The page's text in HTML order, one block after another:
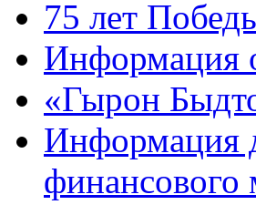
75 лет
Информация
«Гырон
Информация
финансового